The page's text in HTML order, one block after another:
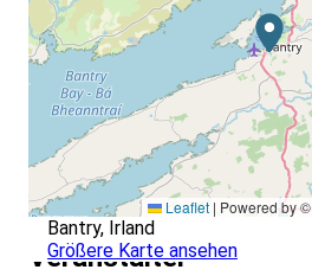
Leaflet | Powered by ©
Bantry, Irland
Größere Karte ansehen
Veranstalter